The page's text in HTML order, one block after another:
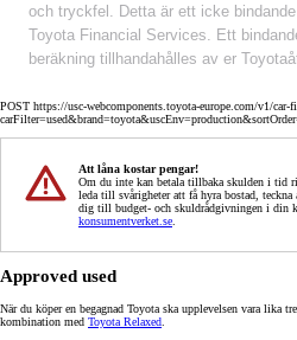
och tryckfel. Detta är ett icke
Toyota Financial Services. Ett
beräkning tillhandahålles av er
POST https://usc-webcomponents.toyota-europe.com/v1/car-
Att låna kostar pengar!
Om du inte kan betala tillbaka skulden i tid
leda till svårigheter att få hyra bostad,
dig till budget- och skuldrådgivningen i din
konsumentverket.se
Approved used
När du köper en begagnad Toyota ska upplevelsen vara lika
kombination med Toyota Relaxed